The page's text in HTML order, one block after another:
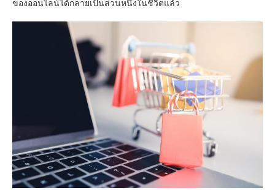
ของออนไลน์ได้กลายเป็นส่วนหนึ่งในชีวิตแล้ว